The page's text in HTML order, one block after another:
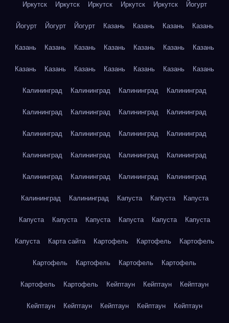
Иркутск Иркутск Иркутск Иркутск Иркутск Йогурт
Йогурт Йогурт Йогурт Казань Казань Казань Казань
Казань Казань Казань Казань Казань Казань Казань
Казань Казань Казань Казань Казань Казань Казань
Калининград Калининград Калининград Калининград
Калининград Калининград Калининград Калининград
Калининград Калининград Калининград Калининград
Калининград Калининград Калининград Калининград
Калининград Калининград Калининград Калининград
Калининград Калининград Капуста Капуста Капуста
Капуста Капуста Капуста Капуста Капуста Капуста
Капуста Карта сайта Картофель Картофель Картофель
Картофель Картофель Картофель Картофель
Картофель Картофель Кейптаун Кейптаун Кейптаун
Кейптаун Кейптаун Кейптаун Кейптаун Кейптаун